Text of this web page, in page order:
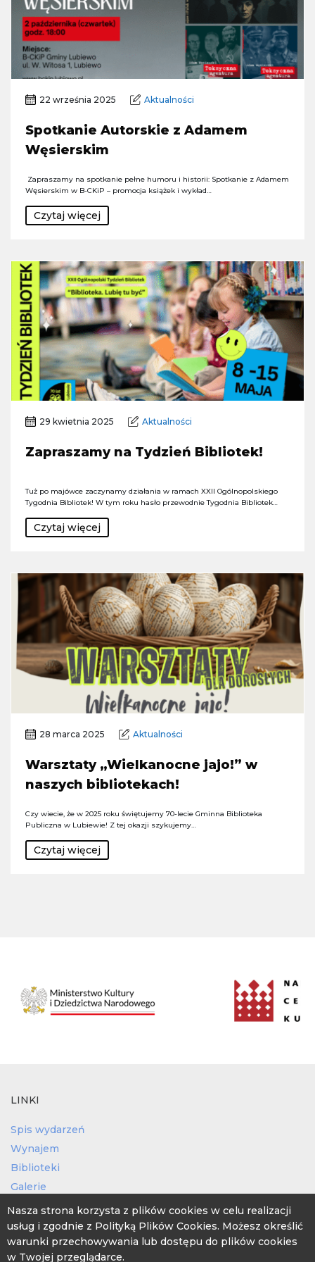
22 września 2025 Aktualności
Spotkanie Autorskie z Adamem
Węsierskim
Zapraszamy na spotkanie pełne humoru i historii: Spotkanie z Adamem
Węsierskim w B-CKiP – promocja książek i wykład…
Czytaj więcej
29 kwietnia 2025 Aktualności
Zapraszamy na Tydzień Bibliotek!
Tuż po majówce zaczynamy działania w ramach XXII Ogólnopolskiego
Tygodnia Bibliotek! W tym roku hasło przewodnie Tygodnia Bibliotek…
Czytaj więcej
28 marca 2025 Aktualności
Warsztaty „Wielkanocne jajo!” w
naszych bibliotekach!
Czy wiecie, że w 2025 roku świętujemy 70-lecie Gminna Biblioteka
Publiczna w Lubiewie! Z tej okazji szykujemy…
Czytaj więcej
LINKI
Spis wydarzeń
Wynajem
Biblioteki
Galerie
Projekty
Świetlice wiejskie
Nasza strona korzysta z plików cookies w celu realizacji
usług i zgodnie z Polityką Plików Cookies. Możesz określić
warunki przechowywania lub dostępu do plików cookies
w Twojej przeglądarce.